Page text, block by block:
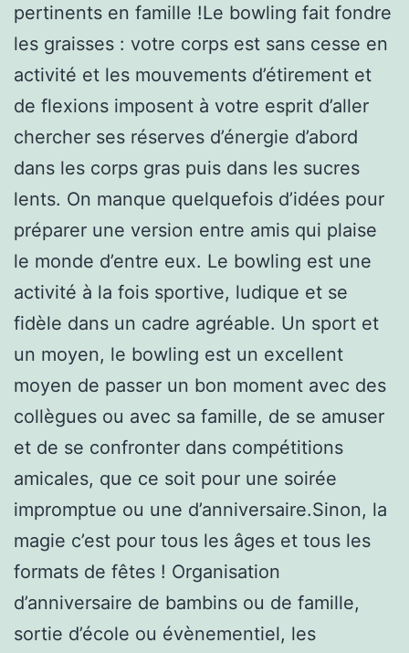
pertinents en famille !Le bowling fait fondre
les graisses : votre corps est sans cesse en
activité et les mouvements d’étirement et
de flexions imposent à votre esprit d’aller
chercher ses réserves d’énergie d’abord
dans les corps gras puis dans les sucres
lents. On manque quelquefois d’idées pour
préparer une version entre amis qui plaise
le monde d’entre eux. Le bowling est une
activité à la fois sportive, ludique et se
fidèle dans un cadre agréable. Un sport et
un moyen, le bowling est un excellent
moyen de passer un bon moment avec des
collègues ou avec sa famille, de se amuser
et de se confronter dans compétitions
amicales, que ce soit pour une soirée
impromptue ou une d’anniversaire.Sinon, la
magie c’est pour tous les âges et tous les
formats de fêtes ! Organisation
d’anniversaire de bambins ou de famille,
sortie d’école ou évènementiel, les